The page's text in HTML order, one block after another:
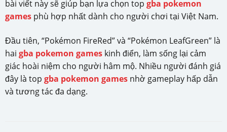
bài viết này sẽ giúp bạn lựa chọn top gba pokemon
games phù hợp nhất dành cho người chơi tại Việt Nam.
Đầu tiên, “Pokémon FireRed” và “Pokémon LeafGreen” là
hai gba pokemon games kinh điển, làm sống lại cảm
giác hoài niệm cho người hâm mộ. Nhiều người đánh giá
đây là top gba pokemon games nhờ gameplay hấp dẫn
và tương tác đa dạng.